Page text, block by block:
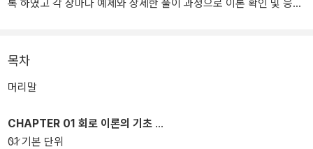
록 하였고 각 장마다 예제와 상세한 풀이 과정으로 이론 확인 및 응용
목차
머리말
CHAPTER 01 회로 이론의 기초
01 기본 단위